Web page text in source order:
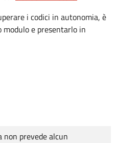
i codici in autonomia, è
modulo e presentarlo in
non prevede alcun